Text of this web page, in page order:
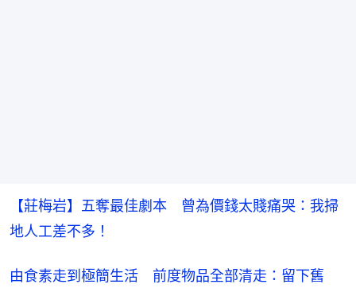
【莊梅岩】五奪最佳劇本　曾為價錢太賤痛哭：我掃
地人工差不多！
由食素走到極簡生活　前度物品全部清走：留下舊